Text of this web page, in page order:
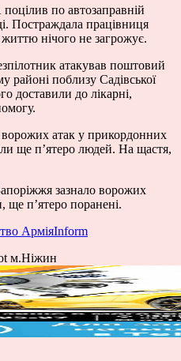
по автозаправній
Постраждала працівниця
життю нічого не загрожує.
атакував поштовий
районі поблизу Садівської
доставили до лікарні,
атак у прикордонних
ще пʼятеро людей. На щастя,
зазнало ворожих
ще п’ятеро поранені.
АрміяInform
м.Ніжин